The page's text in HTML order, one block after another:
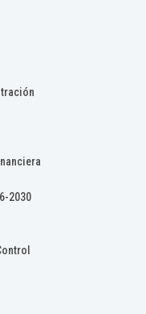
2030